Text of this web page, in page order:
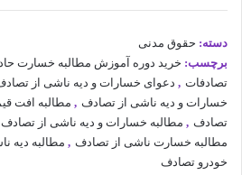
ناشی
تصادف
تدریس
شده
توسط
دسته: حقوق مدنی
برچسب: خرید دوره آموزش مطالبه خسارت
تصادفات , دعوای خسارات و دیه ناشی از
خسارات و دیه ناشی از تصادف , مطالبه افت
تصادف , مطالبه خسارات و دیه ناشی از تصادف
مطالبه خسارت ناشی از تصادف , مطالبه دیه
خودرو تصادف